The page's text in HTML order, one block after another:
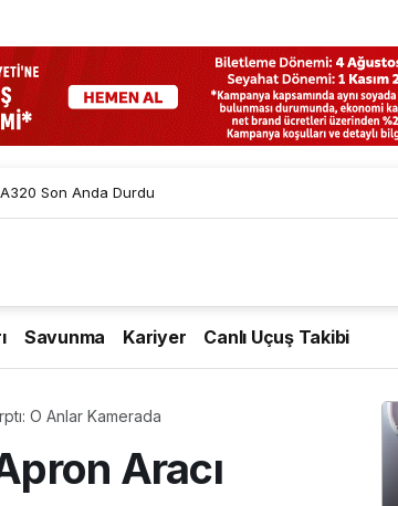
Verdi
Savunma Kariyer Canlı Uçuş Takibi
O Anlar Kamerada
Aracı